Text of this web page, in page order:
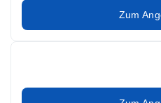
Zum